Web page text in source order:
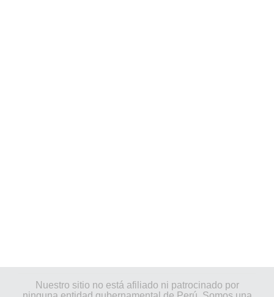
Nuestro sitio no está afiliado ni patrocinado por